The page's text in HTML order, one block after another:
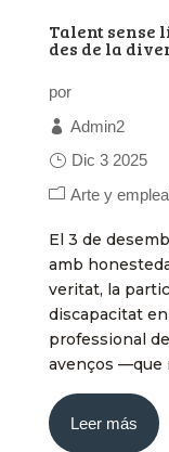
Talent sense
des de la
por
Admin2
Dic 3 2025
Arte y
El 3 de
amb
veritat, la
discapacitat
professional
avenços —que
Leer más